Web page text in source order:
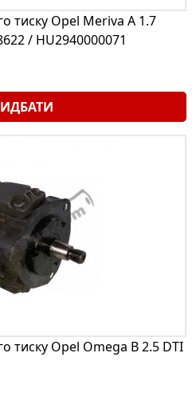
тиску Opel Meriva A 1.7
/ HU2940000071
тиску Opel Omega B 2.5 DTI